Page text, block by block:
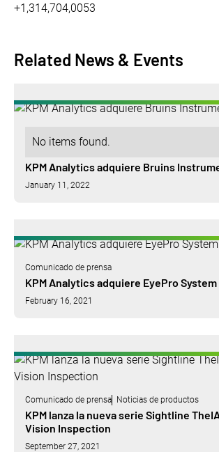
+1,314,704,0053
Related News & Events
No items found.
KPM Analytics adquiere Bruins
January 11, 2022
Comunicado de prensa
KPM Analytics adquiere EyePro System
February 16, 2021
Comunicado de prensa Noticias de productos
KPM lanza la nueva serie Sightline
Vision Inspection
September 27, 2021